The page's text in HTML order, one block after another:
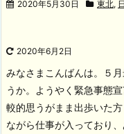
2020年5月30日 東北,
2020年6月2日
みなさまこんばんは。５
うか。ようやく緊急事態
較的思うがまま出歩いた
ながら仕事が入っており